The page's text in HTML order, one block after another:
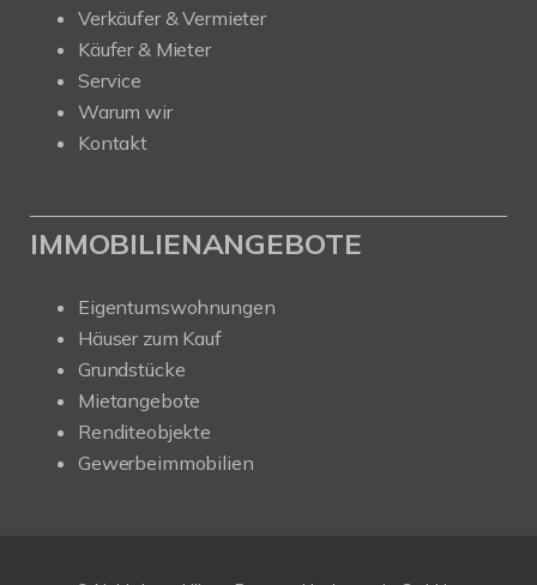
Verkäufer & Vermieter
Käufer & Mieter
Service
Warum wir
Kontakt
IMMOBILIENANGEBOTE
Eigentumswohnungen
Häuser zum Kauf
Grundstücke
Mietangebote
Renditeobjekte
Gewerbeimmobilien
ProvenExpert.com